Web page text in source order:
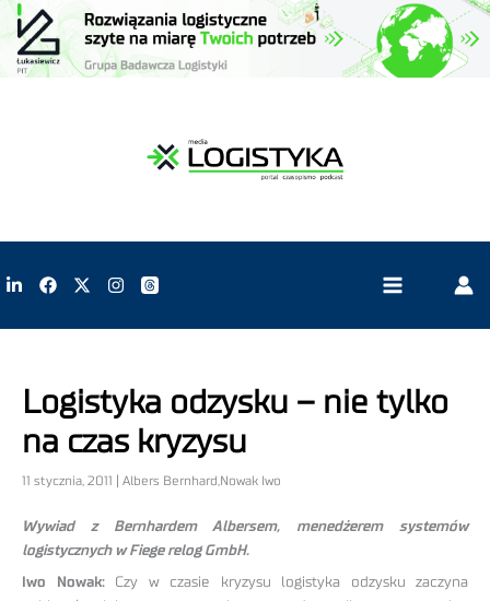
Logistyka odzysku – nie tylko
na czas kryzysu
11 stycznia, 2011 | Albers Bernhard,Nowak Iwo
Wywiad z Bernhardem Albersem, menedżerem systemów
logistycznych w Fiege relog GmbH.
Iwo Nowak:Czy w czasie kryzysu logistyka odzysku zaczyna